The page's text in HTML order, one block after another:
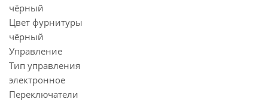
чёрный
Цвет фурнитуры
чёрный
Управление
Тип управления
электронное
Переключатели